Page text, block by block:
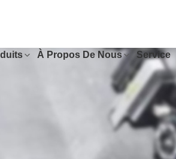
À Propos De Nous Service